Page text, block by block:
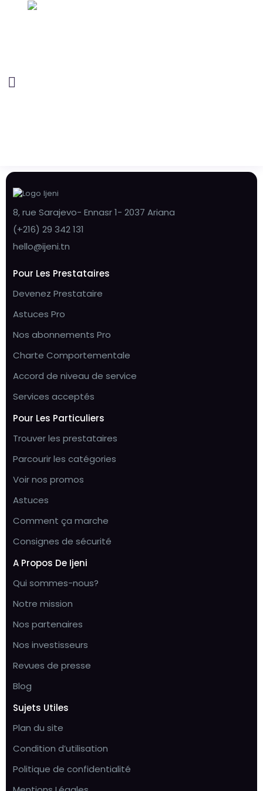
8, rue Sarajevo- Ennasr 1- 2037 Ariana
(+216) 29 342 131
hello@ijeni.tn
Pour Les Prestataires
Devenez Prestataire
Astuces Pro
Nos abonnements Pro
Charte Comportementale
Accord de niveau de service
Services acceptés
Pour Les Particuliers
Trouver les prestataires
Parcourir les catégories
Voir nos promos
Astuces
Comment ça marche
Consignes de sécurité
A Propos De Ijeni
Qui sommes-nous?
Notre mission
Nos partenaires
Nos investisseurs
Revues de presse
Blog
Sujets Utiles
Plan du site
Condition d’utilisation
Politique de confidentialité